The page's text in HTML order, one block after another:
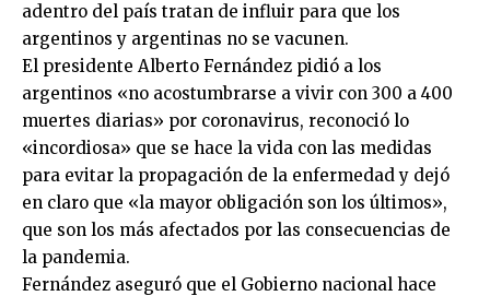
adentro del país tratan de influir para que los
argentinos y argentinas no se vacunen.
El presidente Alberto Fernández pidió a los
argentinos «no acostumbrarse a vivir con 300 a 400
muertes diarias» por coronavirus, reconoció lo
«incordiosa» que se hace la vida con las medidas
para evitar la propagación de la enfermedad y dejó
en claro que «la mayor obligación son los últimos»,
que son los más afectados por las consecuencias de
la pandemia.
Fernández aseguró que el Gobierno nacional hace